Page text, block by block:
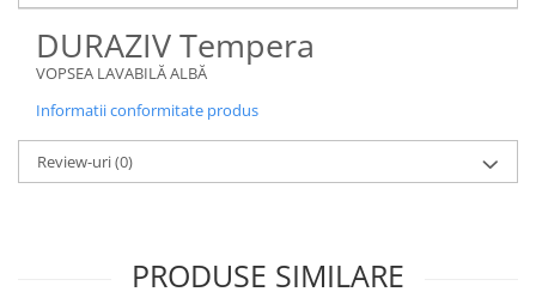
DURAZIV Tempera
VOPSEA LAVABILĂ ALBĂ
Informatii conformitate produs
Review-uri(0)
PRODUSE SIMILARE